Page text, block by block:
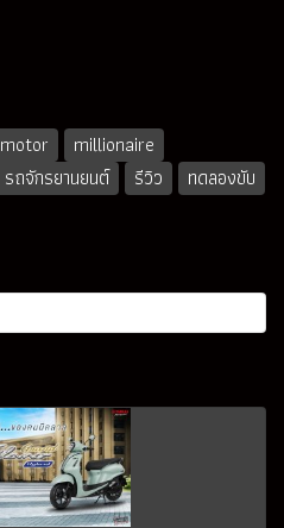
motor
millionaire
รถจักรยานยนต์ รีวิว
ทดลองขับ